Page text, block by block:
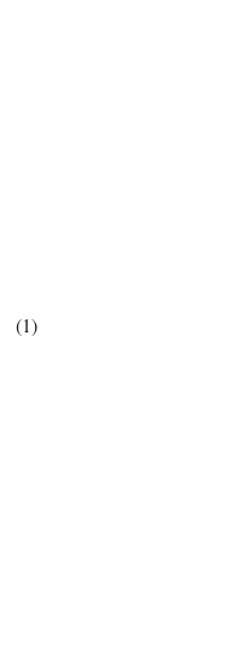
(1)